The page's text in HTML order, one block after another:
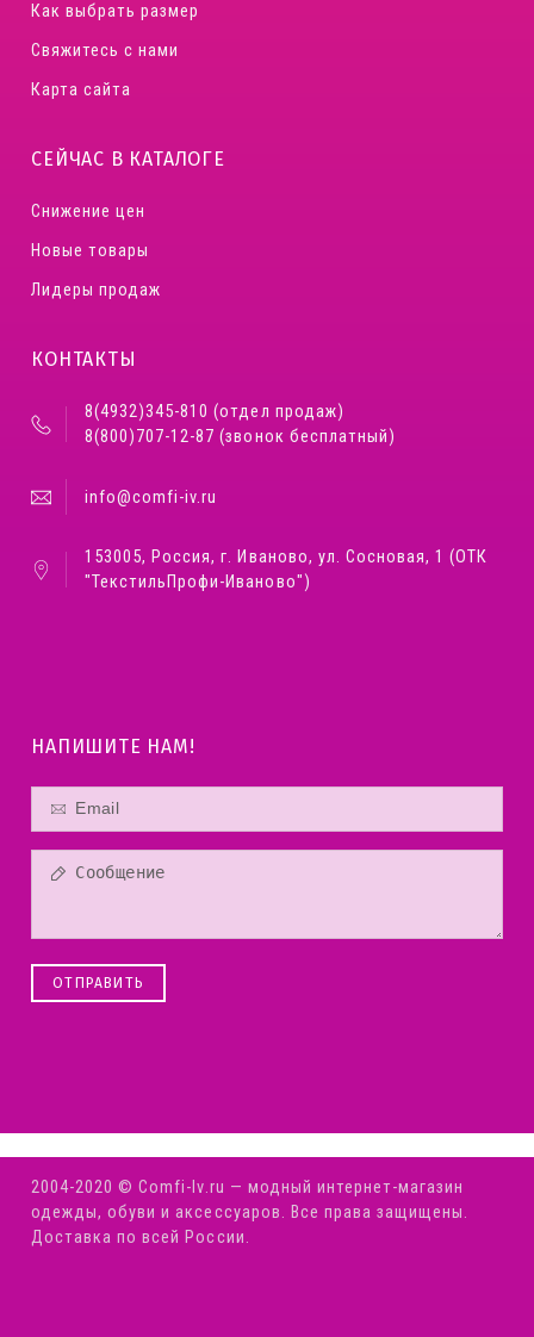
Как выбрать размер
Свяжитесь с нами
Карта сайта
СЕЙЧАС В КАТАЛОГЕ
Снижение цен
Новые товары
Лидеры продаж
КОНТАКТЫ
8(4932)345-810 (отдел продаж)
8(800)707-12-87 (звонок бесплатный)
info@comfi-iv.ru
153005, Россия, г. Иваново, ул. Сосновая, 1 (ОТК
"ТекстильПрофи-Иваново")
НАПИШИТЕ НАМ!
ОТПРАВИТЬ
2004-2020 © Comfi-Iv.ru — модный интернет-магазин
одежды, обуви и аксессуаров. Все права защищены.
Доставка по всей России.